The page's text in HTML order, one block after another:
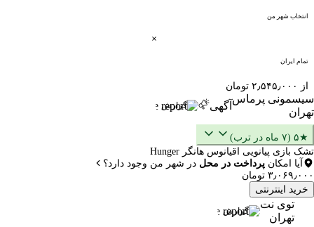
انتخاب شهر من
تمام ایران
از ۲٫۵۴۵٫۰۰۰ تومان
سیسمونی پرماس
تهران
آگهی گزارش
★۵ (۷ ماه در ترب)
تشک بازی پیانویی اقیانوس هانگر Hunger
آیا امکان پرداخت در محل در شهر من وجود دارد؟
۳٫۰۶۹٫۰۰۰ تومان
خرید اینترنتی
توی نت
تهران
گزارش